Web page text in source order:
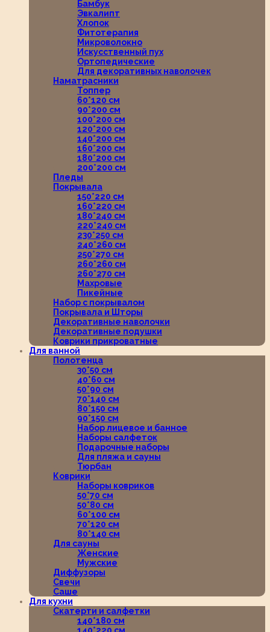
Бамбук
Эвкалипт
Хлопок
Фитотерапия
Микроволокно
Искусственный пух
Ортопедические
Для декоративных наволочек
Наматрасники
Топпер
60*120 см
90*200 см
100*200 см
120*200 см
140*200 см
160*200 см
180*200 см
200*200 см
Пледы
Покрывала
150*220 см
160*220 см
180*240 см
220*240 см
230*250 см
240*260 см
250*270 см
260*260 см
260*270 см
Махровые
Пикейные
Набор с покрывалом
Покрывала и Шторы
Декоративные наволочки
Декоративные подушки
Коврики прикроватные
Для ванной
Полотенца
30*50 см
40*60 см
50*90 см
70*140 см
80*150 см
90*150 см
Набор лицевое и банное
Наборы салфеток
Подарочные наборы
Для пляжа и сауны
Тюрбан
Коврики
Наборы ковриков
50*70 см
50*80 см
60*100 см
70*120 см
80*140 см
Для сауны
Женские
Мужские
Диффузоры
Свечи
Саше
Для кухни
Скатерти и салфетки
140*180 см